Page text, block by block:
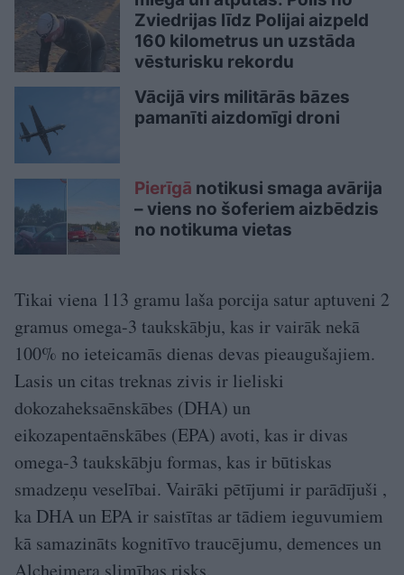
Zviedrijas līdz Polijai aizpeld
160 kilometrus un uzstāda
vēsturisku rekordu
Vācijā virs militārās bāzes
pamanīti aizdomīgi droni
Pierīgā notikusi smaga avārija
– viens no šoferiem aizbēdzis
no notikuma vietas
Tikai viena 113 gramu laša porcija satur aptuveni 2
gramus omega-3 taukskābju, kas ir vairāk nekā
100% no ieteicamās dienas devas pieaugušajiem.
Lasis un citas treknas zivis ir lieliski
dokozaheksaēnskābes (DHA) un
eikozapentaēnskābes (EPA) avoti, kas ir divas
omega-3 taukskābju formas, kas ir būtiskas
smadzeņu veselībai. Vairāki pētījumi ir parādījuši ,
ka DHA un EPA ir saistītas ar tādiem ieguvumiem
kā samazināts kognitīvo traucējumu, demences un
Alcheimera slimības risks.